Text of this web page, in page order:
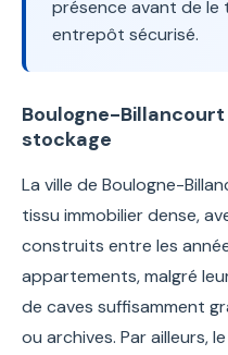
présence avant de
entrepôt sécurisé.
Boulogne-
stockage
La ville de Boulogne-
tissu immobilier dense,
construits entre les
appartements, malgré
de caves suffisamment
ou archives. Par ailleurs,